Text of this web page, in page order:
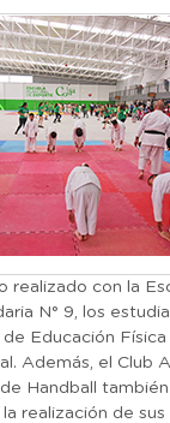
realizado con la
N° 9, los
de Educación
Además, el Club
Handball
realización de